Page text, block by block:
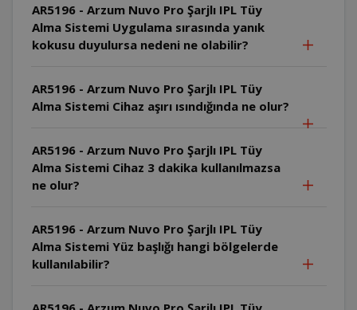
AR5196 - Arzum Nuvo Pro Şarjlı IPL Tüy
Alma Sistemi Uygulama sırasında yanık
kokusu duyulursa nedeni ne olabilir?
AR5196 - Arzum Nuvo Pro Şarjlı IPL Tüy
Alma Sistemi Cihaz aşırı ısındığında ne olur?
AR5196 - Arzum Nuvo Pro Şarjlı IPL Tüy
Alma Sistemi Cihaz 3 dakika kullanılmazsa
ne olur?
AR5196 - Arzum Nuvo Pro Şarjlı IPL Tüy
Alma Sistemi Yüz başlığı hangi bölgelerde
kullanılabilir?